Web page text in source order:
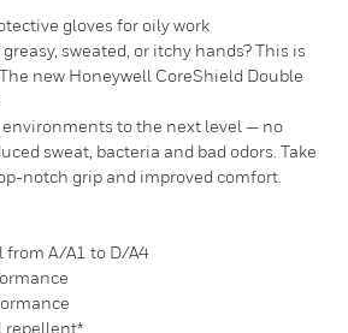
gloves for oily work
sweated, or itchy hands? This is
new Honeywell CoreShield Double
to the next level — no
sweat, bacteria and bad odors. Take
notch grip and improved comfort.
from A/A1 to D/A4
repellent*